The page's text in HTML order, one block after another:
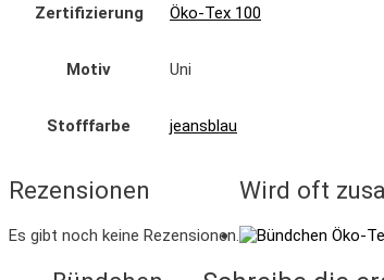
Zertifizierung Öko-Tex 100
Motiv Uni
Stofffarbe jeansblau
Rezensionen
Es gibt noch keine Rezensionen.
Wird oft